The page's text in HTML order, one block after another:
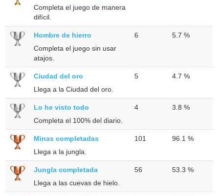
Completa el juego de manera
difícil.
Hombre de hierro
Completa el juego sin usar
atajos.
6 5.7 %
Ciudad del oro
Llega a la Ciudad del oro.
5 4.7 %
Lo he visto todo
Completa el 100% del diario.
4 3.8 %
Minas completadas
Llega a la jungla.
101 96.1 %
Jungla completada
Llega a las cuevas de hielo.
56 53.3 %